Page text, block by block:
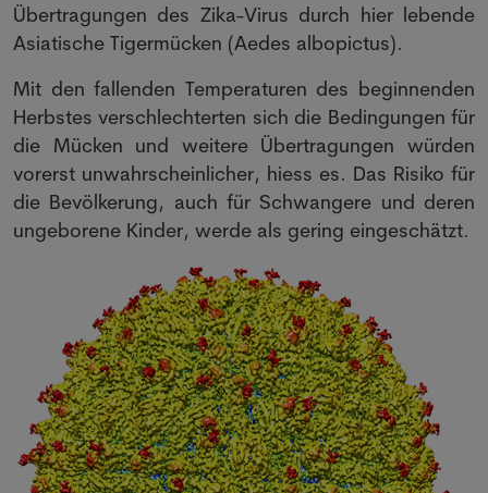
Übertragungen des Zika-Virus durch hier lebende
Asiatische Tigermücken (Aedes albopictus).
Mit den fallenden Temperaturen des beginnenden
Herbstes verschlechterten sich die Bedingungen für
die Mücken und weitere Übertragungen würden
vorerst unwahrscheinlicher, hiess es. Das Risiko für
die Bevölkerung, auch für Schwangere und deren
ungeborene Kinder, werde als gering eingeschätzt.